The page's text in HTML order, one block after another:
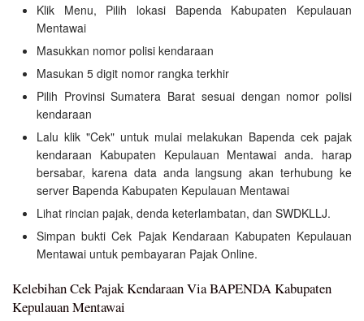
Klik Menu, Pilih lokasi Bapenda Kabupaten Kepulauan
Mentawai
Masukkan nomor polisi kendaraan
Masukan 5 digit nomor rangka terkhir
Pilih Provinsi Sumatera Barat sesuai dengan nomor polisi
kendaraan
Lalu klik "Cek" untuk mulai melakukan Bapenda cek pajak
kendaraan Kabupaten Kepulauan Mentawai anda. harap
bersabar, karena data anda langsung akan terhubung ke
server Bapenda Kabupaten Kepulauan Mentawai
Lihat rincian pajak, denda keterlambatan, dan SWDKLLJ.
Simpan bukti Cek Pajak Kendaraan Kabupaten Kepulauan
Mentawai untuk pembayaran Pajak Online.
Kelebihan Cek Pajak Kendaraan Via BAPENDA Kabupaten
Kepulauan Mentawai